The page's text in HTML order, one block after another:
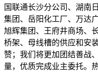
国联通长沙分公司、湖南
集团、岳阳化工厂、万达
旭辉集团、王府井商场、
桥架、母线槽的供应和安
赞；我们将更加团结善战
量，优质完成业主委托。